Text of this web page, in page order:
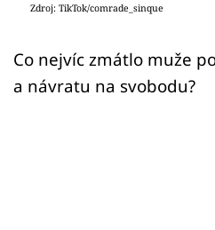
Zdroj: TikTok/comrade_sinque
Co nejvíc zmátlo muže
a návratu na svobodu?